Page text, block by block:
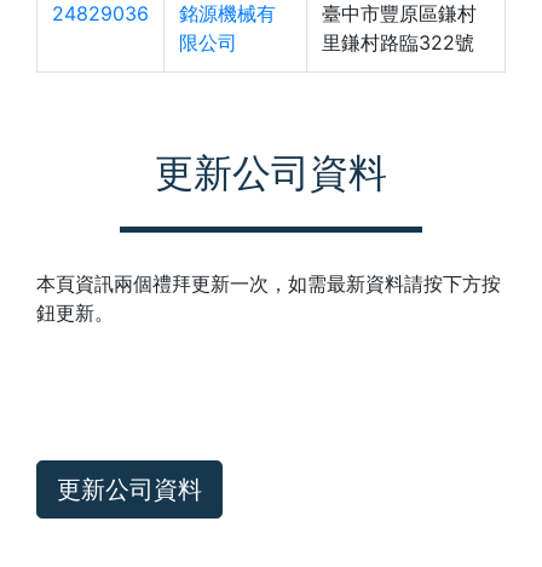
24829036
銘源機械有
限公司
臺中市豐原區鎌村
里鎌村路臨322號
更新公司資料
本頁資訊兩個禮拜更新一次，如需最新資料請按下方按
鈕更新。